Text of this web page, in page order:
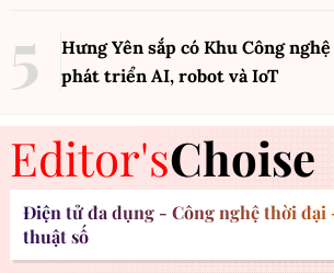
Hưng Yên sắp có Khu Công
phát triển AI, robot và IoT
Editor'sChoise
Điện tử đa dụng - Công nghệ thời đại
thuật số